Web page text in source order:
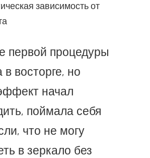
зависимость от
первой процедуры
восторге, но
начал
поймала себя
что не могу
в зеркало без